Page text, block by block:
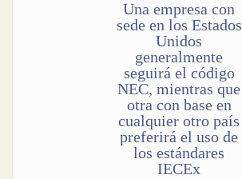
Una empresa con
sede en los Estados
Unidos
generalmente
seguirá el código
NEC, mientras que
otra con base en
cualquier otro país
preferirá el uso de
los estándares
IECEx